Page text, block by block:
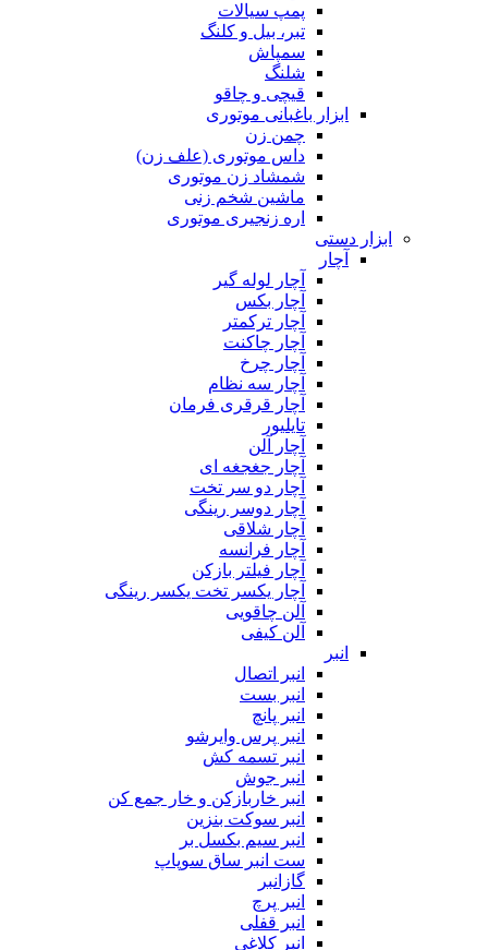
پمپ سیالات
تبر، بیل و کلنگ
سمپاش
شلنگ
قیچی و چاقو
ابزار باغبانی موتوری
چمن زن
داس موتوری (علف زن)
شمشاد زن موتوری
ماشین شخم زنی
اره زنجیری موتوری
ابزار دستی
آچار
آچار لوله گیر
آچار بکس
آچار ترکمتر
آچار چاکنت
آچار چرخ
آچار سه نظام
آچار قرقری فرمان
تایلیور
آچار آلن
آچار جغجغه ای
آچار دو سر تخت
آچار دوسر رینگی
آچار شلاقی
آچار فرانسه
آچار فیلتر بازکن
آچار یکسر تخت یکسر رینگی
آلن چاقویی
آلن کیفی
انبر
انبر اتصال
انبر بست
انبر پانچ
انبر پرس وایرشو
انبر تسمه کش
انبر جوش
انبر خاربازکن و خار جمع کن
انبر سوکت بنزین
انبر سیم بکسل بر
ست انبر ساق سوپاپ
گازانبر
انبر پرچ
انبر قفلی
انبر کلاغی